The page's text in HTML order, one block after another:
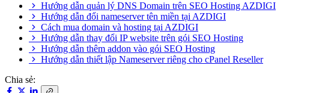
Hướng dẫn quản lý DNS Domain trên SEO Hosting AZDIGI
Hướng dẫn đổi nameserver tên miền tại AZDIGI
Cách mua domain và hosting tại AZDIGI
Hướng dẫn thay đổi IP website trên gói SEO Hosting
Hướng dẫn thêm addon vào gói SEO Hosting
Hướng dẫn thiết lập Nameserver riêng cho cPanel Reseller
Chia sẻ: